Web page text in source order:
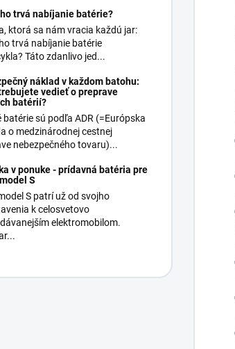
trvá nabíjanie batérie?
ktorá sa nám vracia každú jar:
trvá nabíjanie batérie
Táto zdanlivo jed...
náklad v každom batohu:
vedieť o preprave
batérií?
batérie sú podľa ADR (=Európska
o medzinárodnej cestnej
nebezpečného tovaru)...
v ponuke - prídavná batéria pre
S
S patrí už od svojho
k celosvetovo
elektromobilom.